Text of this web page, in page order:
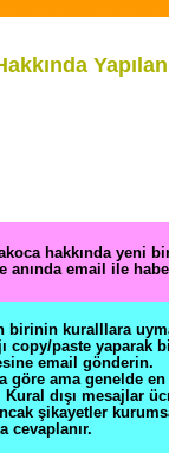
Yapılan
hakkında yeni
anında email ile
birinin kuralllara
copy/paste yaparak
email gönderin.
göre ama genelde
dışı mesajlar
şikayetler
cevaplanır.